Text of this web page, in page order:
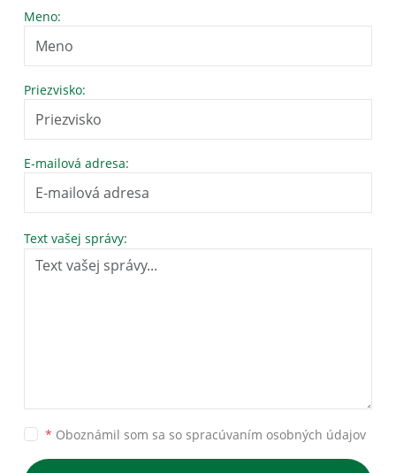
Meno:
Priezvisko:
E-mailová adresa:
Text vašej správy:
* Oboznámil som sa so spracúvaním osobných údajov